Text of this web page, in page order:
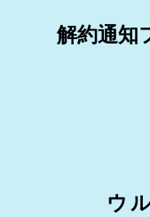
ウ
解約通知